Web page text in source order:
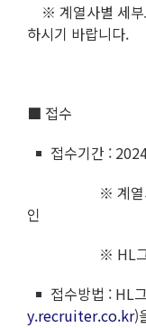
※ 계열사별 세부
하시기 바랍니다.
■ 접수
접수기간 :
※ 계열사별
인
※ HL그룹
접수방법 : HL
y.recruiter.co.kr)